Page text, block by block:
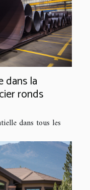
dans la
ronds
dans tous les